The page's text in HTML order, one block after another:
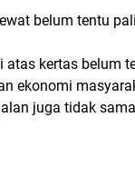
belum tentu
kertas belum
ekonomi
juga tidak